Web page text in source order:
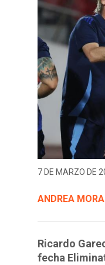
7 DE MARZO DE
ANDREA MORA
Ricardo
fecha